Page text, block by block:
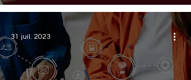
31 juil. 2023